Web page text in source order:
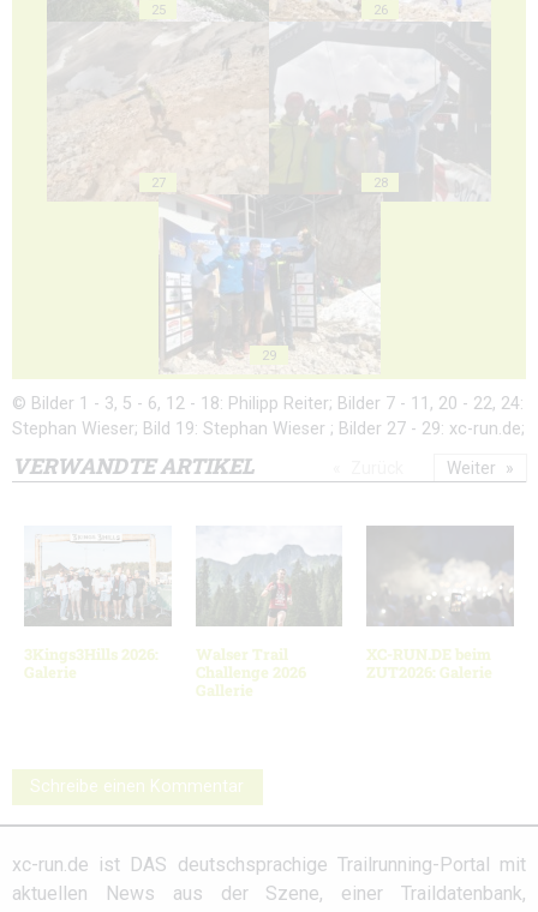
25 26
27 28
29
© Bilder 1 - 3, 5 - 6, 12 - 18: Philipp Reiter; Bilder 7 - 11, 20 - 22, 24:
Stephan Wieser; Bild 19: Stephan Wieser ; Bilder 27 - 29: xc-run.de;
VERWANDTE ARTIKEL
3Kings3Hills 2026:
Galerie
Walser Trail
Challenge 2026
Gallerie
XC-RUN.DE beim
ZUT2026: Galerie
Weiter
Schreibe einen Kommentar
xc-run.de ist DAS deutschsprachige Trailrunning-Portal mit
aktuellen News aus der Szene, einer Traildatenbank,